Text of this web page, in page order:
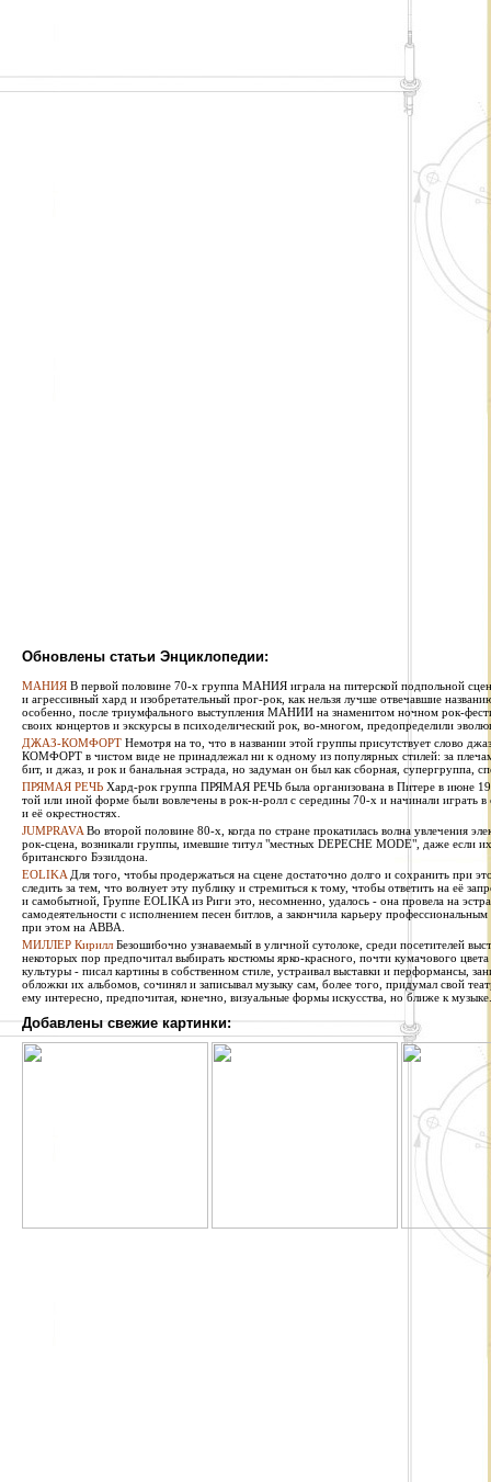
Обновлены статьи Энциклопедии:
МАНИЯ В первой половине 70-х группа МАНИЯ играла на питерской подпольной
и агрессивный хард и изобретательный прог-рок, как нельзя лучше отвечавшие
особенно, после триумфального выступления МАНИИ на знаменитом ночном рок-
своих концертов и экскурсы в психоделический рок, во-многом, предопределили
ДЖАЗ-КОМФОРТ Немотря на то, что в названии этой группы присутствует слово
КОМФОРТ в чистом виде не принадлежал ни к одному из популярных стилей: за
бит, и джаз, и рок и банальная эстрада, но задуман он был как сборная, супергруппа,
ПРЯМАЯ РЕЧЬ Хард-рок группа ПРЯМАЯ РЕЧЬ была организована в Питере в июне
той или иной форме были вовлечены в рок-н-ролл с середины 70-х и начинали играть
и её окрестностях.
JUMPRAVA Во второй половине 80-х, когда по стране прокатилась волна увлечения
рок-сцена, возникали группы, имевшие титул "местных DEPECHE MODE", даже если
британского Бэзилдона.
EOLIKA Для того, чтобы продержаться на сцене достаточно долго и сохранить при
следить за тем, что волнует эту публику и стремиться к тому, чтобы ответить на её
и самобытной, Группе EOLIKA из Риги это, несомненно, удалось - она провела на
самодеятельности с исполнением песен битлов, а закончила карьеру
при этом на ABBA.
МИЛЛЕР Кирилл Безошибочно узнаваемый в уличной сутолоке, среди посетителей
некоторых пор предпочитал выбирать костюмы ярко-красного, почти кумачового
культуры - писал картины в собственном стиле, устраивал выставки и перформансы,
обложки их альбомов, сочинял и записывал музыку сам, более того, придумал свой
ему интересно, предпочитая, конечно, визуальные формы искусства, но ближе к музыке.
Добавлены свежие картинки: